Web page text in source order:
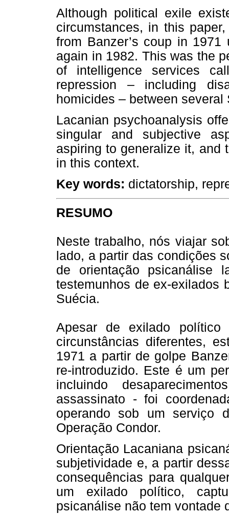
Although political exile
circumstances, in this
from Banzer’s coup in
again in 1982. This was the
of intelligence services
repression – including
homicides – between
Lacanian psychoanalysis
singular and subjective
aspiring to generalize it, and
in this context.
Key words: dictatorship,
RESUMO
Neste trabalho, nós viajar
lado, a partir das condições
de orientação psicanálise
testemunhos de ex-exilados
Suécia.
Apesar de exilado
circunstâncias diferentes,
1971 a partir de golpe
re-introduzido. Este é um
incluindo
assassinato - foi
operando sob um serviço
Operação Condor.
Orientação Lacaniana
subjetividade e, a partir
consequências para
um exilado político,
psicanálise não tem vontade